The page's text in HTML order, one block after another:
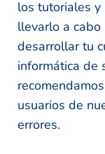
los tutoriales y
llevarlo a cabo
desarrollar tu
informática de
usuarios de
errores.